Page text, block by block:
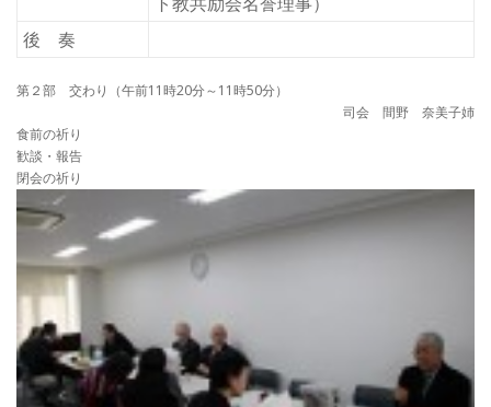
後 奏
第２部 交わり（午前11時20分～11時50分）
司会 間野 奈美子姉
食前の祈り
歓談・報告
閉会の祈り